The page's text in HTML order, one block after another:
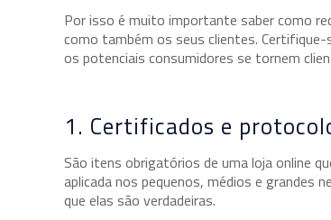
Por isso é muito importante saber como
como também os seus clientes. Certifique-
os potenciais consumidores se tornem
1. Certificados e
São itens obrigatórios de uma loja online
aplicada nos pequenos, médios e grandes
que elas são verdadeiras.